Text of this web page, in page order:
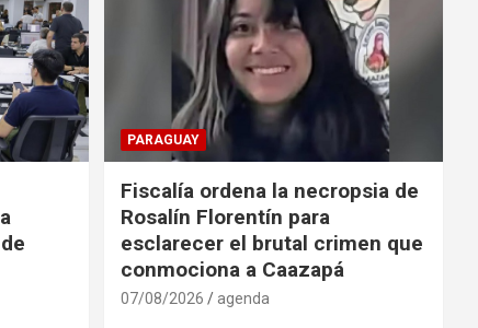
PARAGUAY
Fiscalía ordena la necropsia de
Rosalín Florentín para
esclarecer el brutal crimen que
conmociona a Caazapá
07/08/2026 agenda